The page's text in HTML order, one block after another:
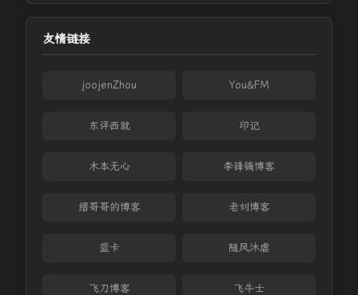
友情链接
joojenZhou You&FM
东评西就 印记
木本无心 李锋镝博客
缙哥哥的博客 老刘博客
蓝卡 随风沐虐
飞刀博客 飞牛士